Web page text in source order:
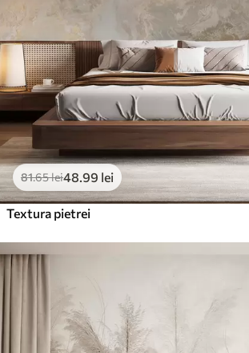
81.65lei48 .99 lei
Textura pietrei